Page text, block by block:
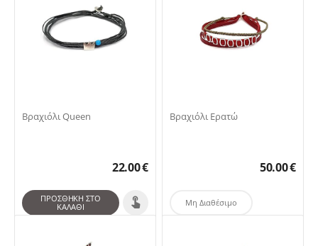
Βραχιόλι Queen
22.00€
ΠΡΟΣΘΉΚΗ ΣΤΟ
ΚΑΛΆΘΙ
Βραχιόλι Ερατώ
50.00€
Μη Διαθέσιμο